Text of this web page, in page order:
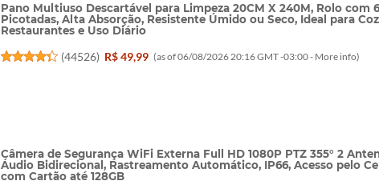
Pano Multiuso Descartável para Limpeza 20CM X 240M, Rolo com
Picotadas, Alta Absorção, Resistente Úmido ou Seco, Ideal para
Restaurantes e Uso Diário
(44526) R$ 49,99 (as of 06/08/2026 20:16 GMT -03:00 - More info)
Câmera de Segurança WiFi Externa Full HD 1080P PTZ 355° 2
Áudio Bidirecional, Rastreamento Automático, IP66, Acesso pelo
com Cartão até 128GB